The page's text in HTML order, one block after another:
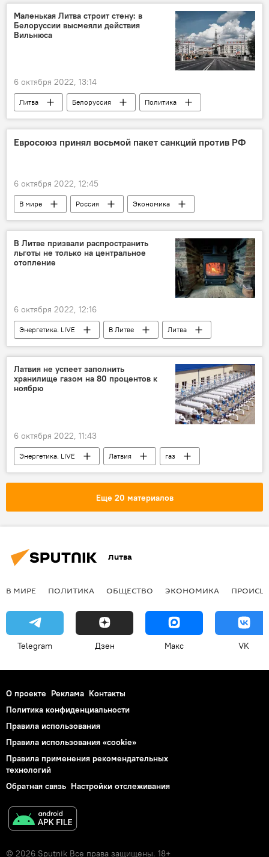
Маленькая Литва строит стену: в
Белоруссии высмеяли действия
Вильнюса
6 октября 2022, 13:14
Литва Белоруссия
Политика
Экономика
Вильнюс
Евросоюз принял восьмой пакет санкций против РФ
6 октября 2022, 12:45
В мире Россия
Экономика
санкции
Санкции против России на фоне ситуации на Украине
санкции против России
В Литве призвали распространить
льготы не только на центральное
отопление
6 октября 2022, 12:16
Энергетика. LIVE В Литве
Литва
Общество
расходы на отопление
отопление
льготный НДС на отопление
Латвия не успеет заполнить
хранилище газом на 80 процентов к
ноябрю
6 октября 2022, 11:43
Энергетика. LIVE Латвия
газ
Инчукалнское ПХГ
В Балтии
Еще 20 материалов
Литва
В МИРЕ ПОЛИТИКА ОБЩЕСТВО ЭКОНОМИКА
Telegram Дзен Макс VK
О проекте Реклама Контакты
Политика конфиденциальности
Правила использования
Правила использования «cookie»
Правила применения рекомендательных
технологий
Обратная связь Настройки отслеживания
© 2026 Sputnik Все права защищены. 18+